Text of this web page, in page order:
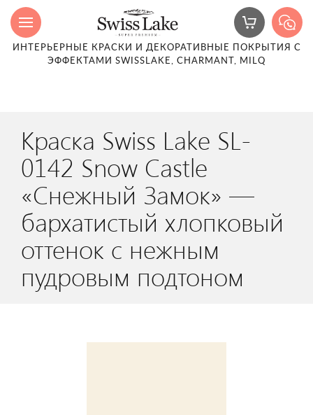
ИНТЕРЬЕРНЫЕ КРАСКИ И ДЕКОРАТИВНЫЕ ПОКРЫТИЯ С
ЭФФЕКТАМИ SWISSLAKE, CHARMANT, MILQ
Краска Swiss Lake SL-
0142 Snow Castle
«Снежный Замок» —
бархатистый хлопковый
оттенок с нежным
пудровым подтоном